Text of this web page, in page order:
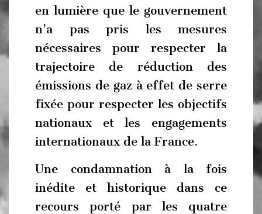
en lumière que le gouvernement
n’a pas pris les mesures
nécessaires pour respecter la
trajectoire de réduction des
émissions de gaz à effet de serre
fixée pour respecter les objectifs
nationaux et les engagements
internationaux de la France.
Une condamnation à la fois
inédite et historique dans ce
recours porté par les quatre